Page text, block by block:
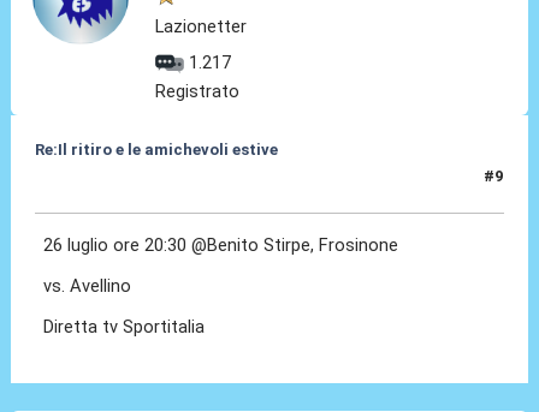
Lazionetter
1.217
Registrato
Re:Il ritiro e le amichevoli estive
#9
26 luglio ore 20:30 @Benito Stirpe, Frosinone
vs. Avellino
Diretta tv Sportitalia